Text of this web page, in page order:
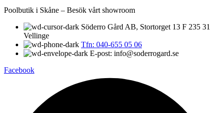
Poolbutik i Skåne – Besök vårt showroom
Söderro Gård AB, Stortorget 13 F 235 31
Vellinge
Tfn: 040-655 05 06
E-post: info@soderrogard.se
Facebook